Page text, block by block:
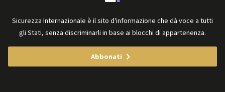
Sicurezza Internazionale è il sito d'informazione che dà voce a tutti
gli Stati, senza discriminarli in base ai blocchi di appartenenza.
Abbonati